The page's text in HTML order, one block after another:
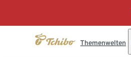
Themenwelten